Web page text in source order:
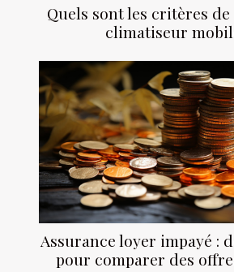
Quels sont les critères
climatiseur
Assurance loyer impayé :
pour comparer des